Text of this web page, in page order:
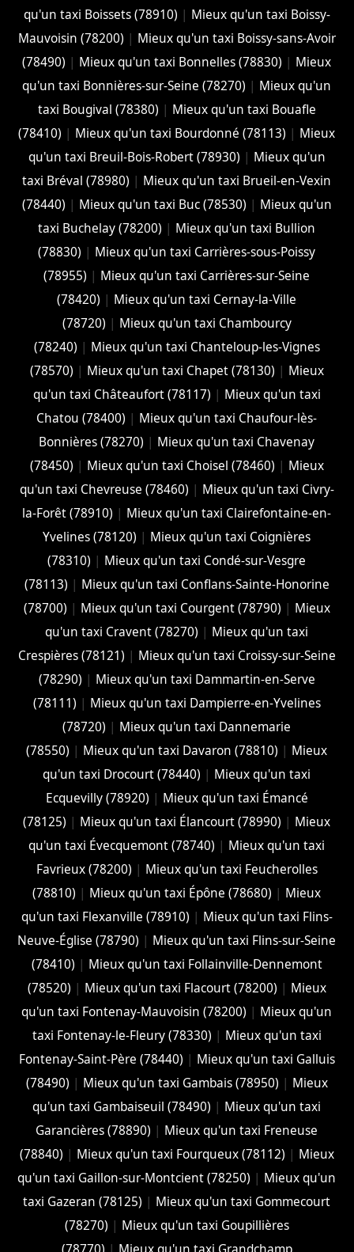
qu'un taxi Boissets (78910) | Mieux qu'un taxi Boissy-
Mauvoisin (78200) | Mieux qu'un taxi Boissy-sans-Avoir
(78490) | Mieux qu'un taxi Bonnelles (78830) | Mieux
qu'un taxi Bonnières-sur-Seine (78270) | Mieux qu'un
taxi Bougival (78380) | Mieux qu'un taxi Bouafle
(78410) | Mieux qu'un taxi Bourdonné (78113) | Mieux
qu'un taxi Breuil-Bois-Robert (78930) | Mieux qu'un
taxi Bréval (78980) | Mieux qu'un taxi Brueil-en-Vexin
(78440) | Mieux qu'un taxi Buc (78530) | Mieux qu'un
taxi Buchelay (78200) | Mieux qu'un taxi Bullion
(78830) | Mieux qu'un taxi Carrières-sous-Poissy
(78955) | Mieux qu'un taxi Carrières-sur-Seine
(78420) | Mieux qu'un taxi Cernay-la-Ville
(78720) | Mieux qu'un taxi Chambourcy
(78240) | Mieux qu'un taxi Chanteloup-les-Vignes
(78570) | Mieux qu'un taxi Chapet (78130) | Mieux
qu'un taxi Châteaufort (78117) | Mieux qu'un taxi
Chatou (78400) | Mieux qu'un taxi Chaufour-lès-
Bonnières (78270) | Mieux qu'un taxi Chavenay
(78450) | Mieux qu'un taxi Choisel (78460) | Mieux
qu'un taxi Chevreuse (78460) | Mieux qu'un taxi Civry-
la-Forêt (78910) | Mieux qu'un taxi Clairefontaine-en-
Yvelines (78120) | Mieux qu'un taxi Coignières
(78310) | Mieux qu'un taxi Condé-sur-Vesgre
(78113) | Mieux qu'un taxi Conflans-Sainte-Honorine
(78700) | Mieux qu'un taxi Courgent (78790) | Mieux
qu'un taxi Cravent (78270) | Mieux qu'un taxi
Crespières (78121) | Mieux qu'un taxi Croissy-sur-Seine
(78290) | Mieux qu'un taxi Dammartin-en-Serve
(78111) | Mieux qu'un taxi Dampierre-en-Yvelines
(78720) | Mieux qu'un taxi Dannemarie
(78550) | Mieux qu'un taxi Davaron (78810) | Mieux
qu'un taxi Drocourt (78440) | Mieux qu'un taxi
Ecquevilly (78920) | Mieux qu'un taxi Émancé
(78125) | Mieux qu'un taxi Élancourt (78990) | Mieux
qu'un taxi Évecquemont (78740) | Mieux qu'un taxi
Favrieux (78200) | Mieux qu'un taxi Feucherolles
(78810) | Mieux qu'un taxi Épône (78680) | Mieux
qu'un taxi Flexanville (78910) | Mieux qu'un taxi Flins-
Neuve-Église (78790) | Mieux qu'un taxi Flins-sur-Seine
(78410) | Mieux qu'un taxi Follainville-Dennemont
(78520) | Mieux qu'un taxi Flacourt (78200) | Mieux
qu'un taxi Fontenay-Mauvoisin (78200) | Mieux qu'un
taxi Fontenay-le-Fleury (78330) | Mieux qu'un taxi
Fontenay-Saint-Père (78440) | Mieux qu'un taxi Galluis
(78490) | Mieux qu'un taxi Gambais (78950) | Mieux
qu'un taxi Gambaiseuil (78490) | Mieux qu'un taxi
Garancières (78890) | Mieux qu'un taxi Freneuse
(78840) | Mieux qu'un taxi Fourqueux (78112) | Mieux
qu'un taxi Gaillon-sur-Montcient (78250) | Mieux qu'un
taxi Gazeran (78125) | Mieux qu'un taxi Gommecourt
(78270) | Mieux qu'un taxi Goupillières